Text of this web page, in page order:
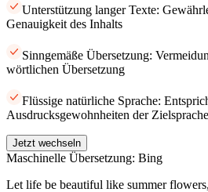
Unterstützung langer Texte:
Genauigkeit des Inhalts
Sinngemäße Übersetzung:
wörtlichen Übersetzung
Flüssige natürliche Sprache:
Ausdrucksgewohnheiten der Zielsprache
Jetzt wechseln
Maschinelle Übersetzung: Bing
Let life be beautiful like summer flowers,